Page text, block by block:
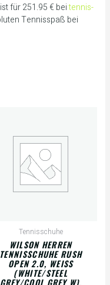
für 251.95 € beitennis-
Tennisspaß bei
Tennisschuhe
WILSON HERREN
TENNISSCHUHE RUSH
OPEN 2.0, WEISS (
WHITE/STEEL G
REY/COOL GREY W), T